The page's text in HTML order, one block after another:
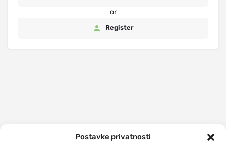
Postavke privatnosti
or
Register